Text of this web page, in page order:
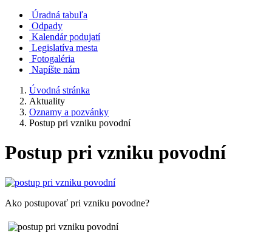
Úradná tabuľa
Odpady
Kalendár podujatí
Legislatíva mesta
Fotogaléria
Napíšte nám
Úvodná stránka
Aktuality
Oznamy a pozvánky
Postup pri vzniku povodní
Postup pri vzniku povodní
Ako postupovať pri vzniku povodne?